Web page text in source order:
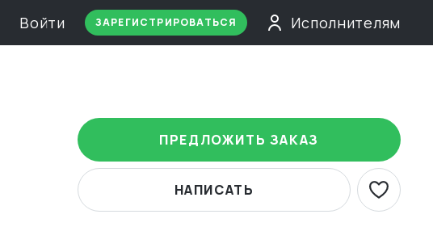
Войти ЗАРЕГИСТРИРОВАТЬСЯ Исполнителям
ПРЕДЛОЖИТЬ ЗАКАЗ
НАПИСАТЬ